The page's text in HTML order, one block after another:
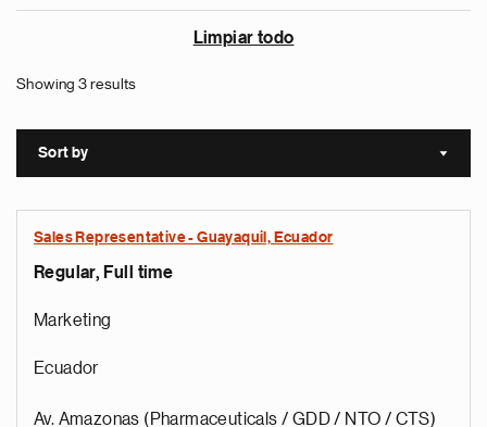
Limpiar todo
Showing 3 results
Sort by Sort
Sales Representative - Guayaquil, Ecuador
Regular, Full time
Marketing
Ecuador
Av. Amazonas (Pharmaceuticals / GDD / NTO / CTS)